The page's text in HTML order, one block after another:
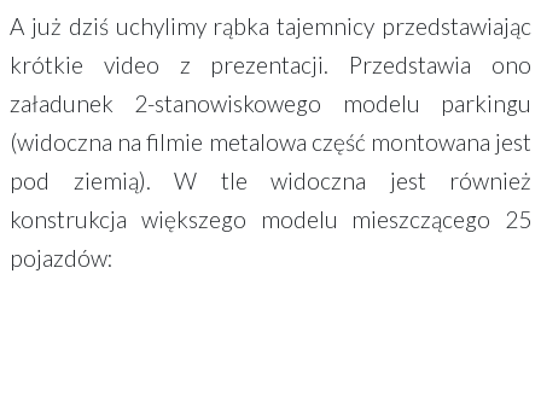
A już dziś uchylimy rąbka tajemnicy przedstawiając
krótkie video z prezentacji. Przedstawia ono
załadunek 2-stanowiskowego modelu parkingu
(widoczna na filmie metalowa część montowana jest
pod ziemią). W tle widoczna jest również
konstrukcja większego modelu mieszczącego 25
pojazdów: